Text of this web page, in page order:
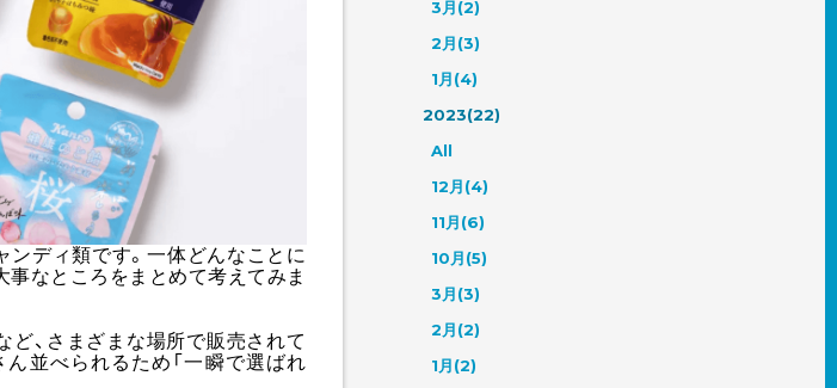
ンディ類です。一体どんなことに
なところをまとめて考えてみま
ど、さまざまな場所で販売されて
並べられるため「一瞬で選ばれ
3月(2)
2月(3)
1月(4)
2023(22)
All
12月(4)
11月(6)
10月(5)
3月(3)
2月(2)
1月(2)